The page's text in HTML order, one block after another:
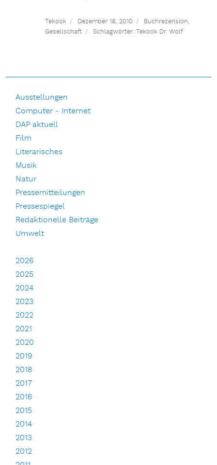
Tekook Dezember 18, 2010 Buchrezension,
Gesellschaft
Schlagwörter:Tekook Dr. Wolf
Ausstellungen
Computer - Internet
DAP aktuell
Film
Literarisches
Musik
Natur
Pressemitteilungen
Pressespiegel
Redaktionelle Beiträge
Umwelt
2026
2025
2024
2023
2022
2021
2020
2019
2018
2017
2016
2015
2014
2013
2012